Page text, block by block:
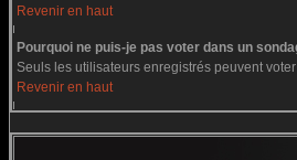
Revenir en haut
Pourquoi ne puis-je pas voter dans un
Seuls les utilisateurs enregistrés peuvent
Revenir en haut